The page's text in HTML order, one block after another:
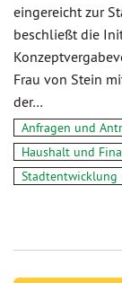
eingereicht zur
beschließt die
Frau von Stein
der…
Anfragen und
Haushalt und
Stadtentwicklung